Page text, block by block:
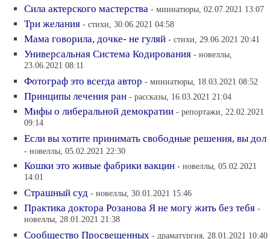
Сила актерского мастерства - миниатюры, 02.07.2021 13:07
Три желания - стихи, 30.06.2021 04:58
Мама говорила, дочке- не гуляй - стихи, 29.06.2021 20:41
Универсальная Система Кодирования - новеллы,
23.06.2021 08:11
Фотограф это всегда автор - миниатюры, 18.03.2021 08:52
Принципы лечения ран - рассказы, 16.03.2021 21:04
Мифы о либеральной демократии - репортажи, 22.02.2021
09:14
Если вы хотите принимать свободные решения, вы дол
- новеллы, 05.02.2021 22:30
Кошки это живые фабрики вакцин - новеллы, 05.02.2021
14:01
Страшный суд - новеллы, 30.01.2021 15:46
Практика доктора Розанова Я не могу жить без тебя -
новеллы, 28.01.2021 21:38
Сообщество Просвещенных - драматургия, 28.01.2021 10:40